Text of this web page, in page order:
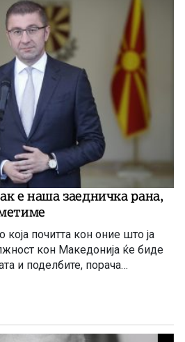
е наша заедничка рана,
почитта кон оние што ја
кон Македонија ќе биде
и поделбите, порача